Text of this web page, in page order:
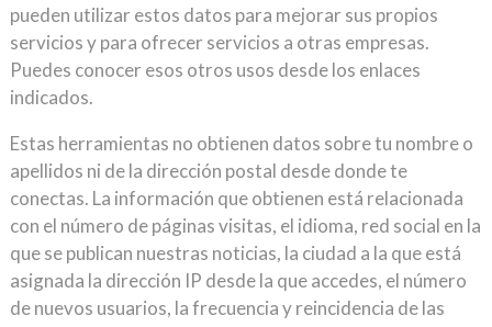
pueden utilizar estos datos para mejorar sus propios
servicios y para ofrecer servicios a otras empresas.
Puedes conocer esos otros usos desde los enlaces
indicados.
Estas herramientas no obtienen datos sobre tu nombre o
apellidos ni de la dirección postal desde donde te
conectas. La información que obtienen está relacionada
con el número de páginas visitas, el idioma, red social en la
que se publican nuestras noticias, la ciudad a la que está
asignada la dirección IP desde la que accedes, el número
de nuevos usuarios, la frecuencia y reincidencia de las